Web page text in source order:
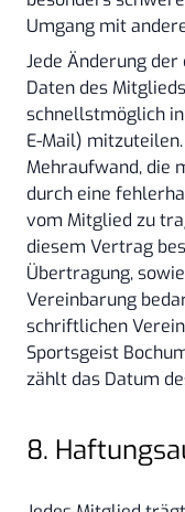
Umgang mit
Jede Änderung
Daten des
schnellstmöglich
E-Mail)
Mehraufwand, die
durch eine
vom Mitglied zu
diesem Vertrag
Übertragung,
Vereinbarung
schriftlichen
Sportsgeist
zählt das Datum
8.